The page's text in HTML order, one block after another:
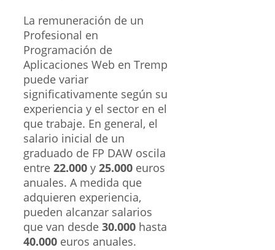
La remuneración de un
Profesional en
Programación de
Aplicaciones Web en Tremp
puede variar
significativamente según su
experiencia y el sector en el
que trabaje. En general, el
salario inicial de un
graduado de FP DAW oscila
entre 22.000 y 25.000 euros
anuales. A medida que
adquieren experiencia,
pueden alcanzar salarios
que van desde 30.000 hasta
40.000 euros anuales.